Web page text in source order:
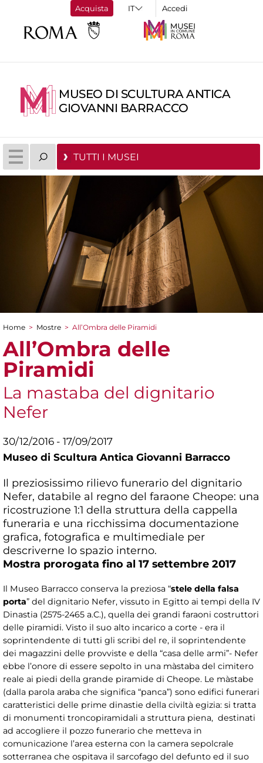
Acquista Accedi
MUSEO DI SCULTURA ANTICA
GIOVANNI BARRACCO
TUTTI I MUSEI
Tu sei qui
Home > Mostre > All’Ombra delle Piramidi
All’Ombra delle
Piramidi
La mastaba del dignitario
Nefer
30/12/2016 - 17/09/2017
Museo di Scultura Antica Giovanni Barracco
Il preziosissimo rilievo funerario del dignitario
Nefer, databile al regno del faraone Cheope: una
ricostruzione 1:1 della struttura della cappella
funeraria e una ricchissima documentazione
grafica, fotografica e multimediale per
descriverne lo spazio interno.
Mostra prorogata fino al 17 settembre 2017
Il Museo Barracco conserva la preziosa “stele della falsa
porta” del dignitario Nefer, vissuto in Egitto ai tempi della IV
Dinastia (2575-2465 a.C.), quella dei grandi faraoni costruttori
delle piramidi. Visto il suo alto incarico a corte - era il
soprintendente di tutti gli scribi del re, il soprintendente
dei magazzini delle provviste e della “casa delle armi”- Nefer
ebbe l’onore di essere sepolto in una màstaba del cimitero
reale ai piedi della grande piramide di Cheope. Le màstabe
(dalla parola araba che significa “panca”) sono edifici funerari
caratteristici delle prime dinastie della civiltà egizia: si tratta
di monumenti troncopiramidali a struttura piena, destinati
ad accogliere il pozzo funerario che metteva in
comunicazione l’area esterna con la camera sepolcrale
sotterranea che ospitava il sarcofago del defunto ed il suo